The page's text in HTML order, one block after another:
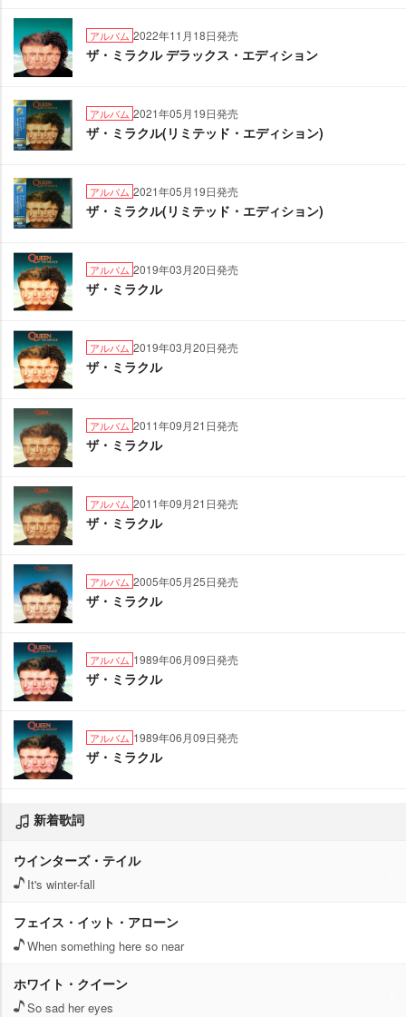
アルバム 2022年11月18日発売
ザ・ミラクル デラックス・エディション
アルバム 2021年05月19日発売
ザ・ミラクル(リミテッド・エディション)
アルバム 2021年05月19日発売
ザ・ミラクル(リミテッド・エディション)
アルバム 2019年03月20日発売
ザ・ミラクル
アルバム 2019年03月20日発売
ザ・ミラクル
アルバム 2011年09月21日発売
ザ・ミラクル
アルバム 2011年09月21日発売
ザ・ミラクル
アルバム 2005年05月25日発売
ザ・ミラクル
アルバム 1989年06月09日発売
ザ・ミラクル
アルバム 1989年06月09日発売
ザ・ミラクル
新着歌詞
ウインターズ・テイル
It's winter-fall
フェイス・イット・アローン
When something here so near
ホワイト・クイーン
So sad her eyes